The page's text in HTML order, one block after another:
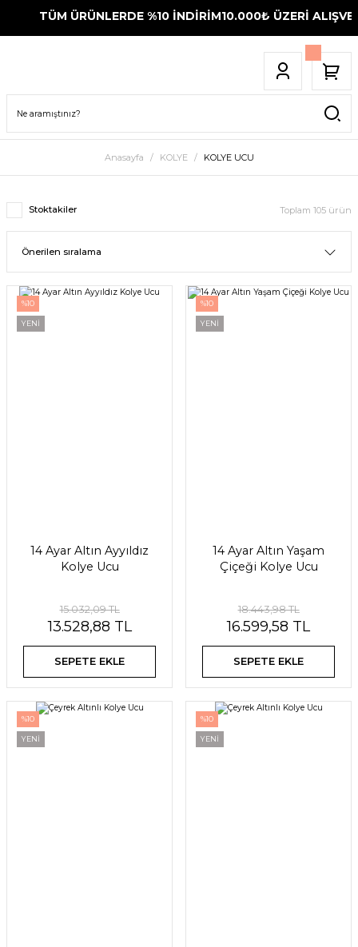
TÜM ÜRÜNLERDE %10 İNDİRİM10.000₺ ÜZERİ
Anasayfa KOLYE KOLYE UCU
Stoktakiler Toplam 105 ürün
%10
YENİ
14 Ayar Altın Ayyıldız
Kolye Ucu
15.032,09 TL
13.528,88 TL
SEPETE EKLE
%10
YENİ
14 Ayar Altın Yaşam
Çiçeği Kolye Ucu
18.443,98 TL
16.599,58 TL
SEPETE EKLE
%10
YENİ
%10
YENİ